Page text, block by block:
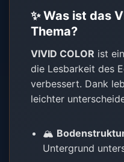
✨ Was ist das
Thema?
VIVID COLOR ist
die Lesbarkeit des
verbessert. Dank
leichter
🏔️
Untergrund